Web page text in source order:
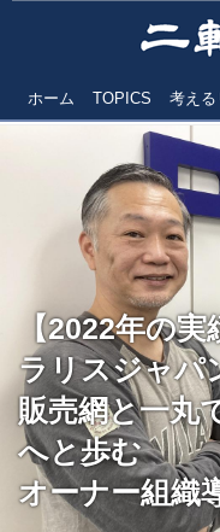
ホーム TOPICS 考える
【2022年の
ラリスジャパ
販売網と一丸
へと歩む
オーナー組織